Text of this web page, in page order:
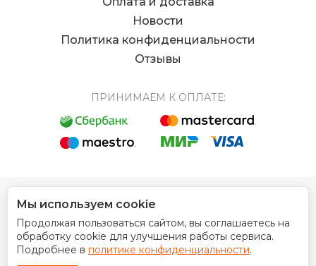
Новости
Политика конфиденциальности
Отзывы
ПРИНИМАЕМ К ОПЛАТЕ:
© 2012 - 2026 Интернет магазин EUROCOIN
Дизайн сайта
Мы используем cookie
Продолжая пользоваться сайтом, вы соглашаетесь на
обработку cookie для улучшения работы сервиса.
Подробнее в политике конфиденциальности.